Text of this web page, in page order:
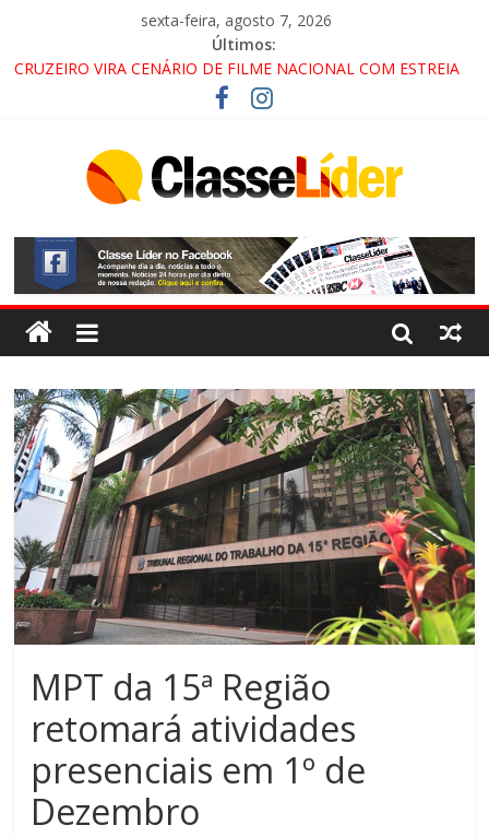
sexta-feira, agosto 7, 2026
Últimos:
CRUZEIRO VIRA CENÁRIO DE FILME NACIONAL COM ESTREIA
PROMOTOR DO GAECO
ACESSO À APARECIDA NA DUTRA SERÁ BLOQUEADO NO FIM
ALTERNATIVAS
LORENA, PINDAMONHANGABA E QUELUZ NA RETA FINAL
PELA FÁBRICA DA COCA-COLA!
MPT da 15ª Região
retomará atividades
presenciais em 1º de
Dezembro